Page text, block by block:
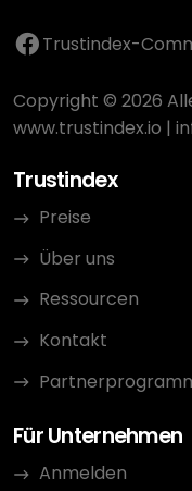
Trustindex-
Copyright © 2026
www.trustindex.io |
Trustindex
Preise
Über uns
Ressourcen
Kontakt
Für Unternehmen
Anmelden